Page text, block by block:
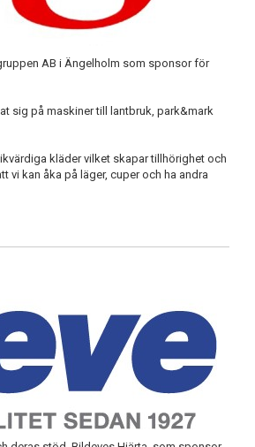
AB i Ängelholm som sponsor för
sig på maskiner till lantbruk, park&mark
kläder vilket skapar tillhörighet och
vi kan åka på läger, cuper och ha andra